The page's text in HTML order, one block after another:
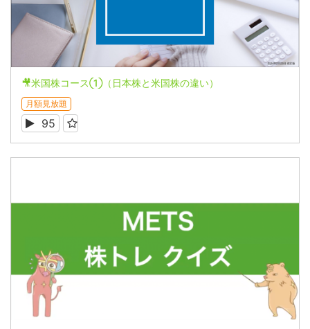
🎥米国株コース①（日本株と米国株の違い）
月額見放題
95